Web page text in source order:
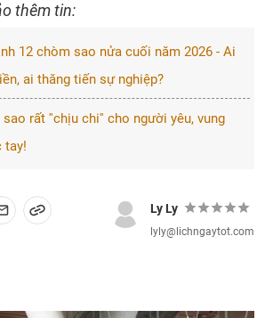
thêm tin:
12 chòm sao nửa cuối năm 2026 - Ai
ai thăng tiến sự nghiệp?
sao rất ''chịu chi'' cho người yêu, vung
tay!
Ly Ly
lyly@lichngaytot.com